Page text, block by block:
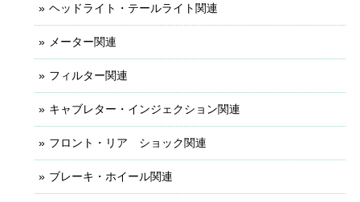
ヘッドライト・テールライト関連
メーター関連
フィルター関連
キャブレター・インジェクション関連
フロント・リア ショック関連
ブレーキ・ホイール関連